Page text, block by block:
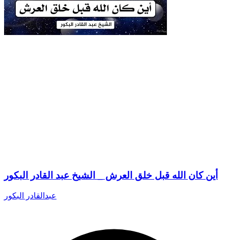
أين كان الله قبل خلق العرش _ الشيخ عبد القادر البكور
عبدالقادر البكور